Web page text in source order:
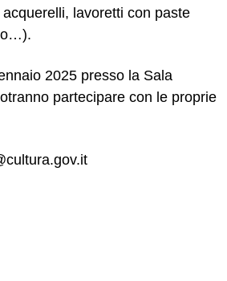
lavoretti con paste
2025 presso la Sala
partecipare con le proprie